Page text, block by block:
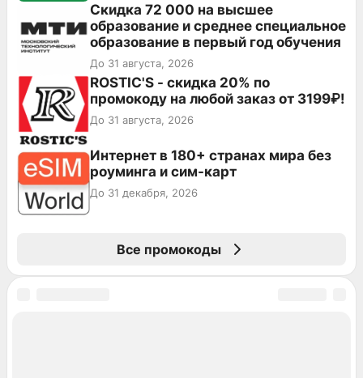
Скидка 72 000 на высшее
образование и среднее специальное
образование в первый год обучения
До 31 августа, 2026
ROSTIC'S - скидка 20% по
промокоду на любой заказ от 3199₽!
До 31 августа, 2026
Интернет в 180+ странах мира без
роуминга и сим-карт
До 31 декабря, 2026
Все промокоды